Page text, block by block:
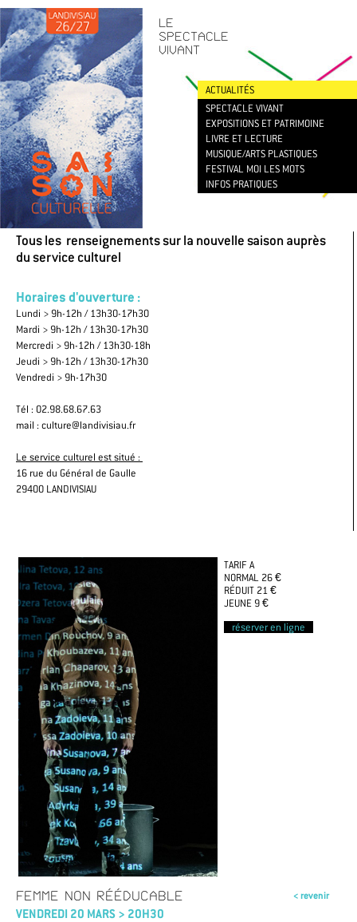
LE
SPECTACLE
VIVANT
ACTUALITÉS
SPECTACLE VIVANT
EXPOSITIONS ET PATRIMOINE
LIVRE ET LECTURE
MUSIQUE/ARTS PLASTIQUES
FESTIVAL MOI LES MOTS
INFOS PRATIQUES
Tous les renseignements sur la nouvelle saison auprès
du service culturel
Horaires d'ouverture :
Lundi > 9h-12h / 13h30-17h30
Mardi > 9h-12h / 13h30-17h30
Mercredi > 9h-12h / 13h30-18h
Jeudi > 9h-12h / 13h30-17h30
Vendredi > 9h-17h30
Tél : 02.98.68.67.63
mail : culture@landivisiau.fr
Le service culturel est situé :
16 rue du Général de Gaulle
29400 LANDIVISIAU
TARIF A
NORMAL 26 €
RÉDUIT 21 €
JEUNE 9 €
réserver en ligne
< revenir
FEMME NON RÉÉDUCABLE
VENDREDI 20 MARS > 20H30